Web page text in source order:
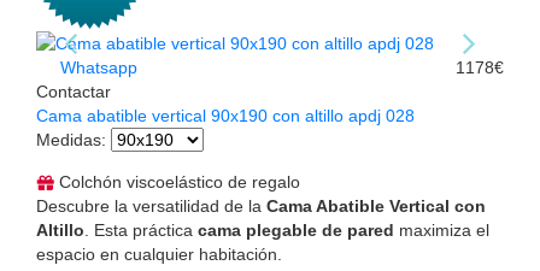
Whatsapp
Contactar
1178€
Cama abatible vertical 90x190 con altillo apdj 028
Medidas:
Colchón viscoelástico de regalo
Descubre la versatilidad de la Cama Abatible Vertical con
Altillo . Esta práctica cama plegable de pared maximiza el
espacio en cualquier habitación.